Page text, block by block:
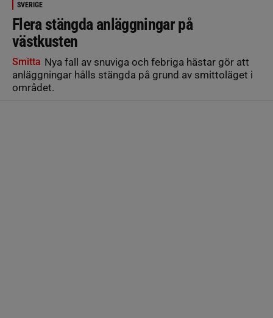
SVERIGE
Flera stängda anläggningar på
västkusten
Smitta Nya fall av snuviga och febriga hästar gör att
anläggningar hålls stängda på grund av smittoläget i
området.